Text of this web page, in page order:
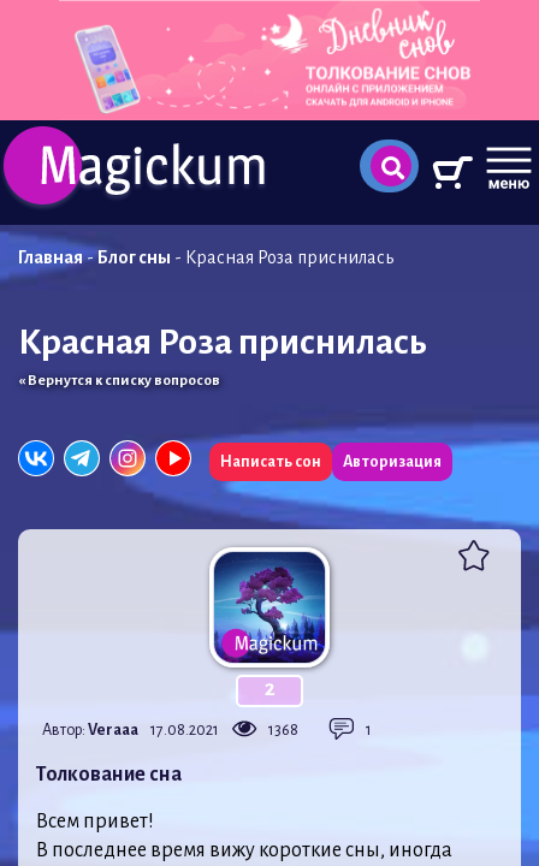
Главная-Блог сны - Красная Роза приснилась
Красная Роза приснилась
« Вернутся к списку вопросов
Написать сон Авторизация
2
Автор: Veraaa 17.08.2021 1368 1
Толкование сна
Всем привет!
В последнее время вижу короткие сны, иногда